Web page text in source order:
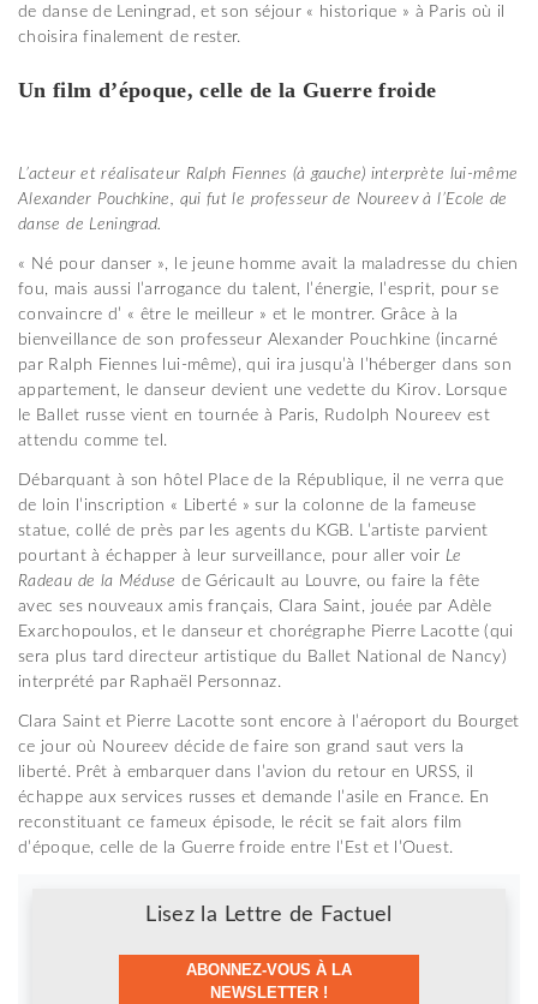
de danse de Leningrad, et son séjour « historique » à Paris où il
choisira finalement de rester.
Un film d’époque, celle de la Guerre froide
L’acteur et réalisateur Ralph Fiennes (à gauche) interprète lui-même
Alexander Pouchkine, qui fut le professeur de Noureev à l’Ecole de
danse de Leningrad.
« Né pour danser », le jeune homme avait la maladresse du chien
fou, mais aussi l’arrogance du talent, l’énergie, l’esprit, pour se
convaincre d’ « être le meilleur » et le montrer. Grâce à la
bienveillance de son professeur Alexander Pouchkine (incarné
par Ralph Fiennes lui-même), qui ira jusqu’à l’héberger dans son
appartement, le danseur devient une vedette du Kirov. Lorsque
le Ballet russe vient en tournée à Paris, Rudolph Noureev est
attendu comme tel.
Débarquant à son hôtel Place de la République, il ne verra que
de loin l’inscription « Liberté » sur la colonne de la fameuse
statue, collé de près par les agents du KGB. L’artiste parvient
pourtant à échapper à leur surveillance, pour aller voir Le
Radeau de la Méduse de Géricault au Louvre, ou faire la fête
avec ses nouveaux amis français, Clara Saint, jouée par Adèle
Exarchopoulos, et le danseur et chorégraphe Pierre Lacotte (qui
sera plus tard directeur artistique du Ballet National de Nancy)
interprété par Raphaël Personnaz.
Clara Saint et Pierre Lacotte sont encore à l’aéroport du Bourget
ce jour où Noureev décide de faire son grand saut vers la
liberté. Prêt à embarquer dans l’avion du retour en URSS, il
échappe aux services russes et demande l’asile en France. En
reconstituant ce fameux épisode, le récit se fait alors film
d’époque, celle de la Guerre froide entre l’Est et l’Ouest.
Lisez la Lettre de Factuel
ABONNEZ-VOUS À LA
NEWSLETTER !